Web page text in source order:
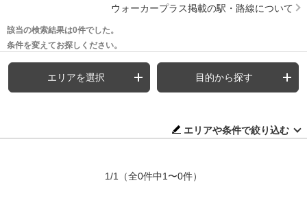
ウォーカープラス掲載の駅・路線について
該当の検索結果は0件でした。
条件を変えてお探しください。
エリアを選択 目的から探す
エリアや条件で絞り込む
1/1 （全0件中1〜0件）